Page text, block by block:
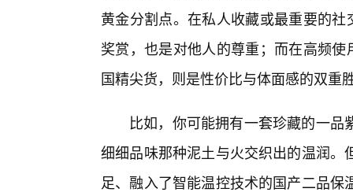
黄金分割点。在私人收藏或最重要的
奖赏，也是对他人的尊重；而在高频
国精尖货，则是性价比与体面感的双重
比如，你可能拥有一套珍藏的一
细细品味那种泥土与火交织出的温润
足、融入了智能温控技术的国产二品